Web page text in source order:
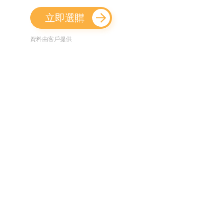
立即選購
資料由客戶提供